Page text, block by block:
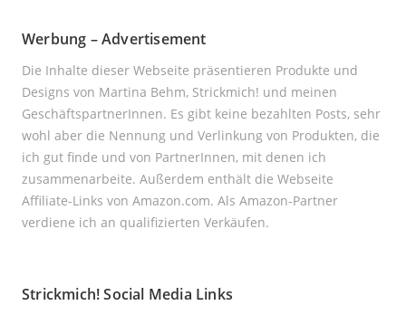
Werbung – Advertisement
Die Inhalte dieser Webseite präsentieren Produkte und
Designs von Martina Behm, Strickmich! und meinen
GeschäftspartnerInnen. Es gibt keine bezahlten Posts, sehr
wohl aber die Nennung und Verlinkung von Produkten, die
ich gut finde und von PartnerInnen, mit denen ich
zusammenarbeite. Außerdem enthält die Webseite
Affiliate-Links von Amazon.com. Als Amazon-Partner
verdiene ich an qualifizierten Verkäufen.
Strickmich! Social Media Links